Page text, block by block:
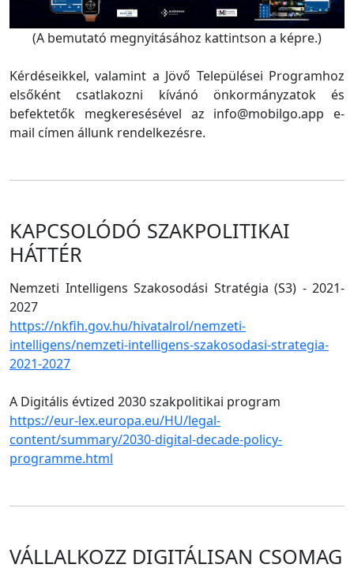
(A bemutató megnyitásához kattintson a képre.)
Kérdéseikkel, valamint a Jövő Települései Programhoz
elsőként csatlakozni kívánó önkormányzatok és
befektetők megkeresésével az info@mobilgo.app e-
mail címen állunk rendelkezésre.
KAPCSOLÓDÓ SZAKPOLITIKAI
HÁTTÉR
Nemzeti Intelligens Szakosodási Stratégia (S3) - 2021-
2027
https://nkfih.gov.hu/hivatalrol/nemzeti-
intelligens/nemzeti-intelligens-szakosodasi-strategia-
2021-2027
A Digitális évtized 2030 szakpolitikai program
https://eur-lex.europa.eu/HU/legal-
content/summary/2030-digital-decade-policy-
programme.html
VÁLLALKOZZ DIGITÁLISAN CSOMAG